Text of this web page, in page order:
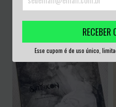
RECEBER
Esse cupom é de uso único,
ESGOTADO